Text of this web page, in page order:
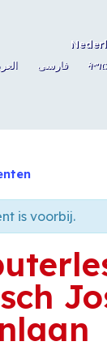
فارسی
is voorbij.